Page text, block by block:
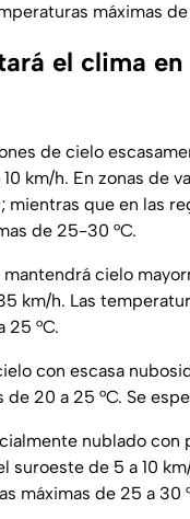
máximas
el clima
de cielo
km/h. En zonas de
mientras que en las
de 25-30 °C.
mantendrá cielo
km/h. Las
25 °C.
con escasa
de 20 a 25 °C. Se
nublado
suroeste de 5 a 10
máximas de 25 a 30